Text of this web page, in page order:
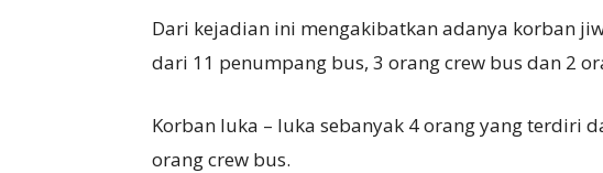
Dari kejadian ini mengakibatkan adanya korban
dari 11 penumpang bus, 3 orang crew bus dan 2
Korban luka – luka sebanyak 4 orang yang terdiri
orang crew bus.